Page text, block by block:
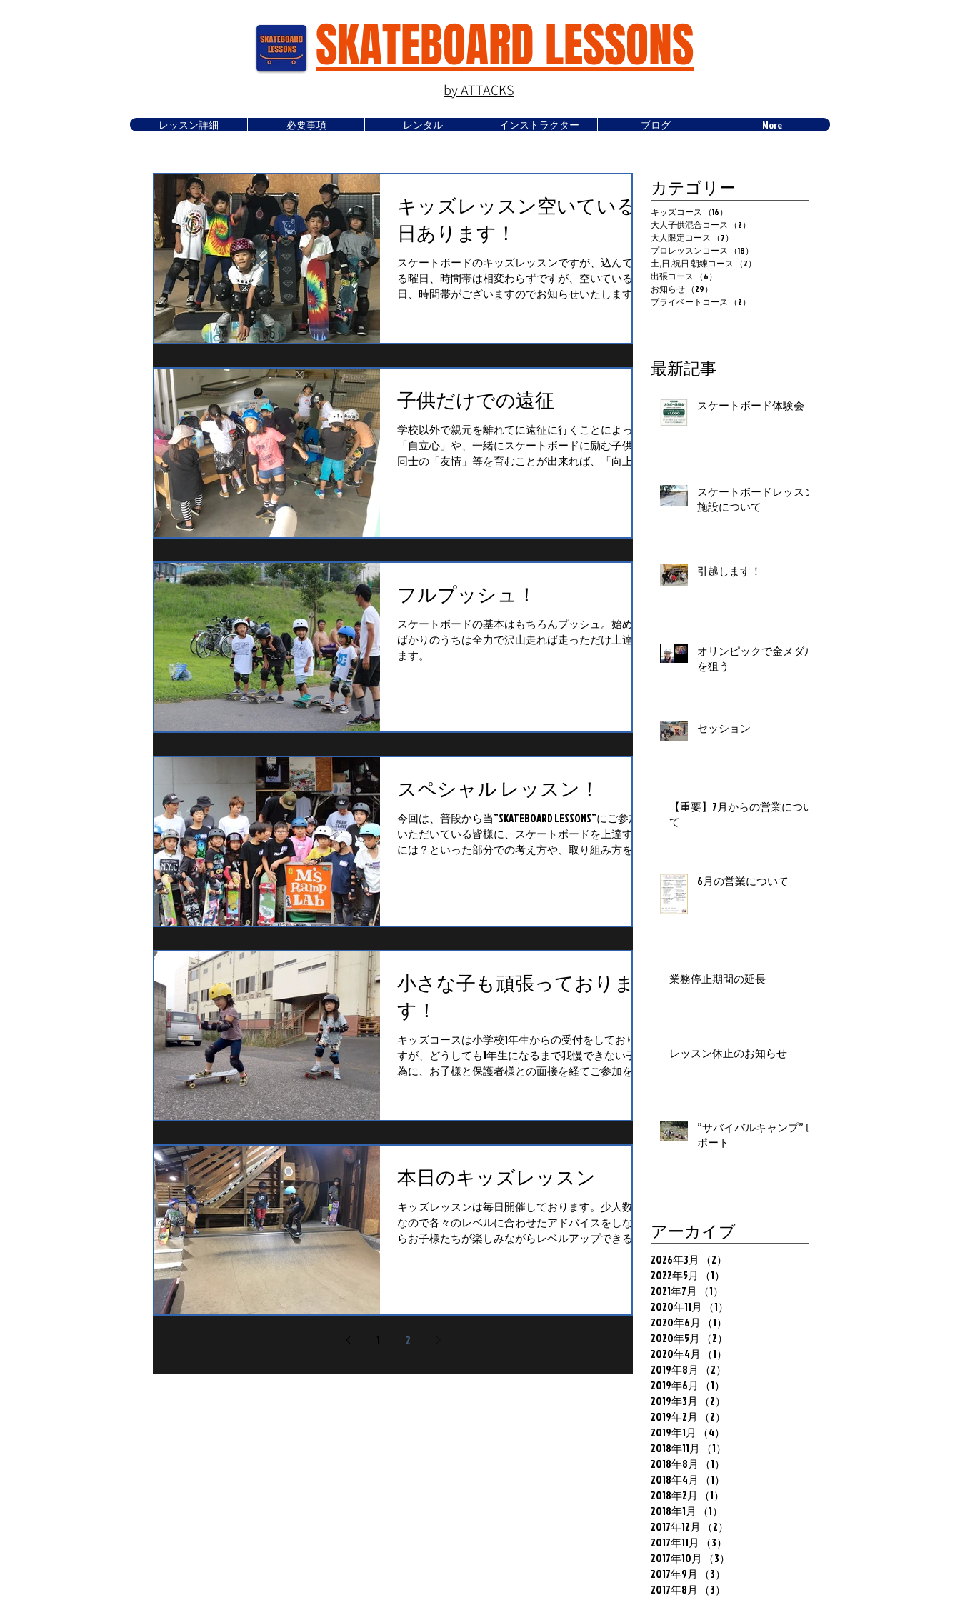
SKATEBOARD LESSONS
by ATTACKS
レッスン詳細 必要事項 レンタル インストラクター ブログ More
キッズレッスン空いている
日あります！
スケートボードのキッズレッスンですが、込んでい
る曜日、時間帯は相変わらずですが、空いている曜
日、時間帯がございますのでお知らせいたします。
子供だけでの遠征
学校以外で親元を離れてに遠征に行くことによって
「自立心」や、一緒にスケートボードに励む子供達
同士の「友情」等を育むことが出来れば、「向上
フルプッシュ！
スケートボードの基本はもちろんプッシュ。始めた
ばかりのうちは全力で沢山走れば走っただけ上達し
ます。
スペシャル レッスン！
今回は、普段から当”SKATEBOARD LESSONS”にご参加
いただいている皆様に、スケートボードを上達する
には？といった部分での考え方や、取り組み方を共
小さな子も頑張っておりま
す！
キッズコースは小学校1年生からの受付をしておりま
すが、どうしても1年生になるまで我慢できない子の
為に、お子様と保護者様との面接を経てご参加を承
本日のキッズレッスン
キッズレッスンは毎日開催しております。少人数制
なので各々のレベルに合わせたアドバイスをしなが
らお子様たちが楽しみながらレベルアップできるよ
1 2
カテゴリー
キッズコース （16）
大人子供混合コース （2）
大人限定コース （7）
プロレッスンコース （18）
土,日,祝日 朝練コース （2）
出張コース （6）
お知らせ （29）
プライベートコース （2）
最新記事
スケートボード体験会
スケートボードレッスン
施設について
引越します！
オリンピックで金メダル
を狙う
セッション
【重要】7月からの営業につい
て
6月の営業について
業務停止期間の延長
レッスン休止のお知らせ
”サバイバルキャンプ” レ
ポート
アーカイブ
2026年3月 （2）
2022年5月
（1）
2021年7月
（1）
2020年11月
（1）
2020年6月
（1）
2020年5月
（2）
2020年4月
（1）
2019年8月
（2）
2019年6月
（1）
2019年3月
（2）
2019年2月
（2）
2019年1月
（4）
2018年11月
（1）
2018年8月
（1）
2018年4月
（1）
2018年2月
（1）
2018年1月
（1）
2017年12月
（2）
2017年11月
（3）
2017年10月
（3）
2017年9月
（3）
2017年8月
（3）